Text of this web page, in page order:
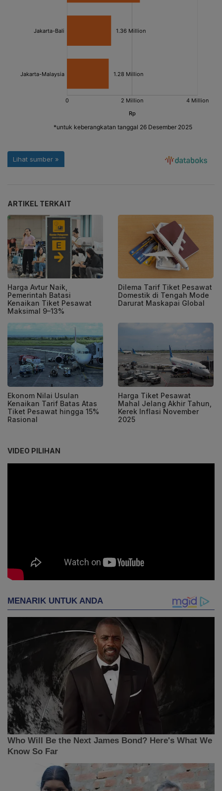
ARTIKEL TERKAIT
Harga Avtur Naik,
Pemerintah Batasi
Kenaikan Tiket Pesawat
Maksimal 9–13%
Dilema Tarif Tiket Pesawat
Domestik di Tengah Mode
Darurat Maskapai Global
Ekonom Nilai Usulan
Kenaikan Tarif Batas Atas
Tiket Pesawat hingga 15%
Rasional
Harga Tiket Pesawat
Mahal Jelang Akhir Tahun,
Kerek Inflasi November
2025
VIDEO PILIHAN